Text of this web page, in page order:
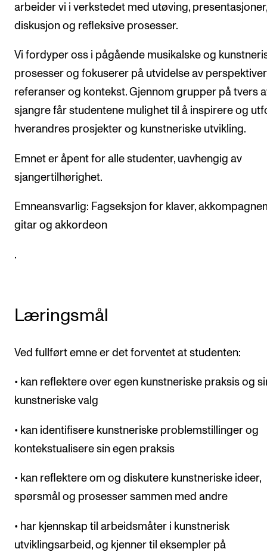
Samarbeidsprosjekter
IN.TUNE
AKTUELT
Arrangementer og konserter
INFO
Om Norges musikkhøgskole
arbeider vi i verkstedet med utøving, presentasjoner,
diskusjon og refleksive prosesser.
Vi fordyper oss i pågående musikalske og
prosesser og fokuserer på utvidelse av
referanser og kontekst. Gjennom grupper på tvers
sjangre får studentene mulighet til å inspirere og
hverandres prosjekter og kunstneriske utvikling.
Emnet er åpent for alle studenter, uavhengig av
sjangertilhørighet.
Emneansvarlig: Fagseksjon for klaver,
gitar og akkordeon
.
Læringsmål
Ved fullført emne er det forventet at studenten:
• kan reflektere over egen kunstneriske praksis og
kunstneriske valg
• kan identifisere kunstneriske problemstillinger og
kontekstualisere sin egen praksis
• kan reflektere om og diskutere kunstneriske ideer,
spørsmål og prosesser sammen med andre
• har kjennskap til arbeidsmåter i kunstnerisk
utviklingsarbeid, og kjenner til eksempler på